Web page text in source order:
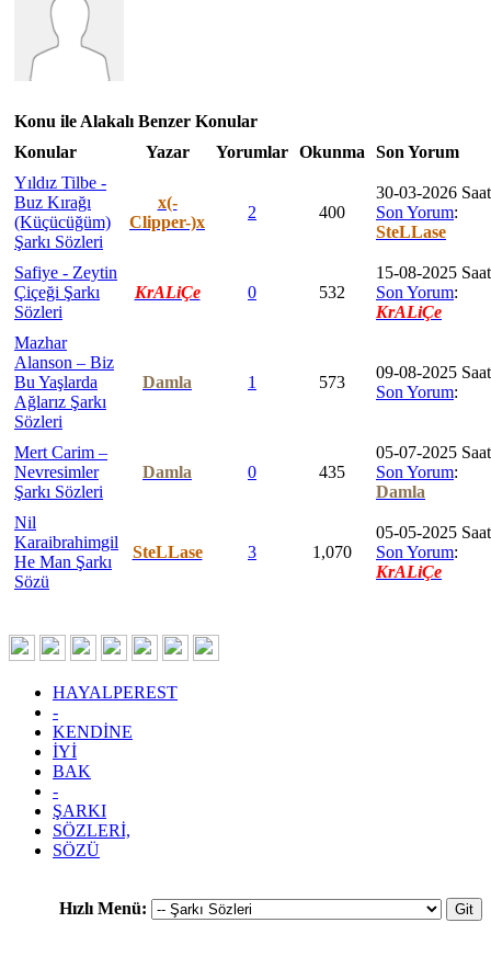
Konu ile Alakalı Benzer Konular
Konular
Yazar Yorumlar Okunma
Son Yorum
Yıldız Tilbe -
Buz Kırağı
(Küçücüğüm)
Şarkı Sözleri
x(-
Clipper-)x
2 400
30-03-2026
Son Yorum:
SteLLase
Safiye - Zeytin
Çiçeği Şarkı
Sözleri
KrALiÇe 0 532
15-08-2025
Son Yorum:
KrALiÇe
Mazhar
Alanson – Biz
Bu Yaşlarda
Ağlarız Şarkı
Sözleri
Damla 1 573
09-08-2025
Son Yorum:
Mert Carim –
Nevresimler
Şarkı Sözleri
Damla 0 435
05-07-2025
Son Yorum:
Damla
Nil
Karaibrahimgil
He Man Şarkı
Sözü
SteLLase 3 1,070
05-05-2025
Son Yorum:
KrALiÇe
HAYALPEREST
-
KENDİNE
İYİ
BAK
-
ŞARKI
SÖZLERİ,
SÖZÜ
Hızlı Menü: